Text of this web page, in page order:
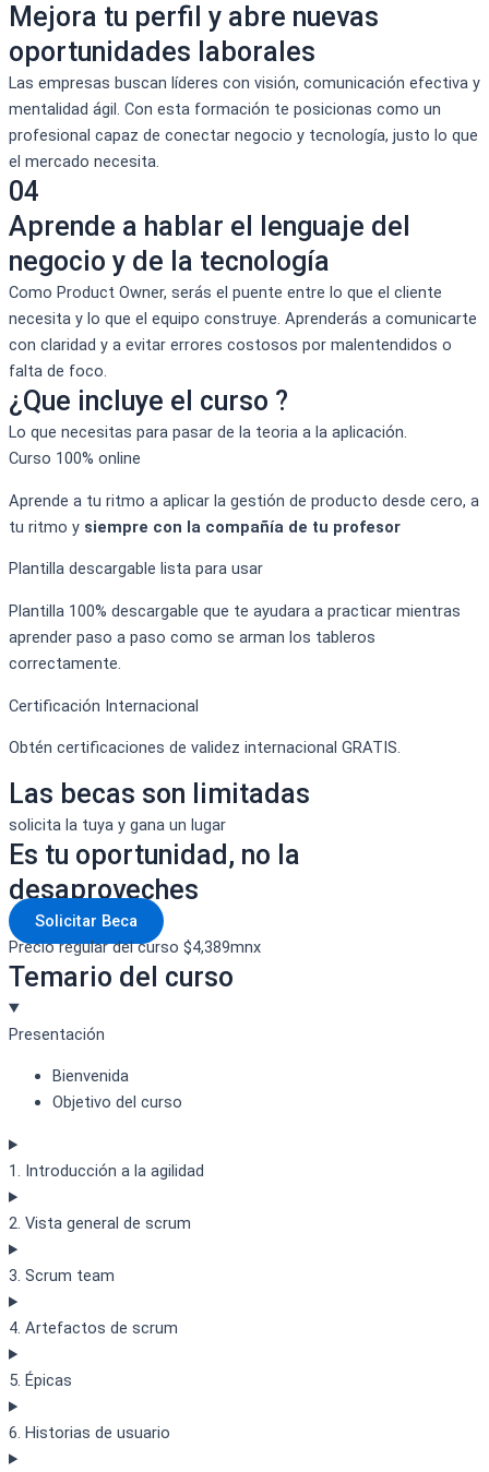
Mejora tu perfil y abre nuevas
oportunidades laborales
Las empresas buscan líderes con visión, comunicación efectiva y
mentalidad ágil. Con esta formación te posicionas como un
profesional capaz de conectar negocio y tecnología, justo lo que
el mercado necesita.
04
Aprende a hablar el lenguaje del
negocio y de la tecnología
Como Product Owner, serás el puente entre lo que el cliente
necesita y lo que el equipo construye. Aprenderás a comunicarte
con claridad y a evitar errores costosos por malentendidos o
falta de foco.
¿Que incluye el curso ?
Lo que necesitas para pasar de la teoria a la aplicación.
Curso 100% online
Aprende a tu ritmo a aplicar la gestión de producto desde cero, a
tu ritmo y siempre con la compañía de tu profesor
Plantilla descargable lista para usar
Plantilla 100% descargable que te ayudara a practicar mientras
aprender paso a paso como se arman los tableros
correctamente.
Certificación Internacional
Obtén certificaciones de validez internacional GRATIS.
Las becas son limitadas
solicita la tuya y gana un lugar
Es tu oportunidad, no la
desaproveches
Solicitar Beca
Precio regular del curso $4,389mnx
Temario del curso
Presentación
Bienvenida
Objetivo del curso
1. Introducción a la agilidad
2. Vista general de scrum
3. Scrum team
4. Artefactos de scrum
5. Épicas
6. Historias de usuario